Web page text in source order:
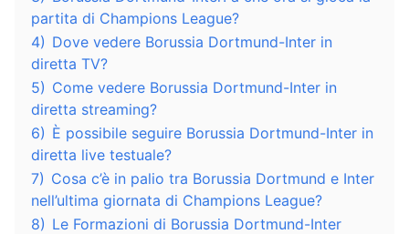
partita di Champions League?
4) Dove vedere Borussia Dortmund-Inter in
diretta TV?
5) Come vedere Borussia Dortmund-Inter in
diretta streaming?
6) È possibile seguire Borussia Dortmund-Inter in
diretta live testuale?
7) Cosa c’è in palio tra Borussia Dortmund e Inter
nell’ultima giornata di Champions League?
8) Le Formazioni di Borussia Dortmund-Inter